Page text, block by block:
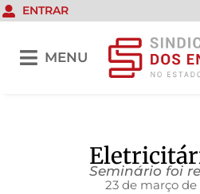
ENTRAR
MENU
Seminário foi
23 de março de